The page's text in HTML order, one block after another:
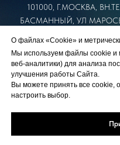
О файлах «Cookie» и
Мы используем файлы cookie и
веб‑аналитики) для анализа
улучшения работы Сайта.
Вы можете принять все cookie,
настроить выбор.
101000, Г.МОСКВА,
БАСМАННЫЙ, УЛ
+7